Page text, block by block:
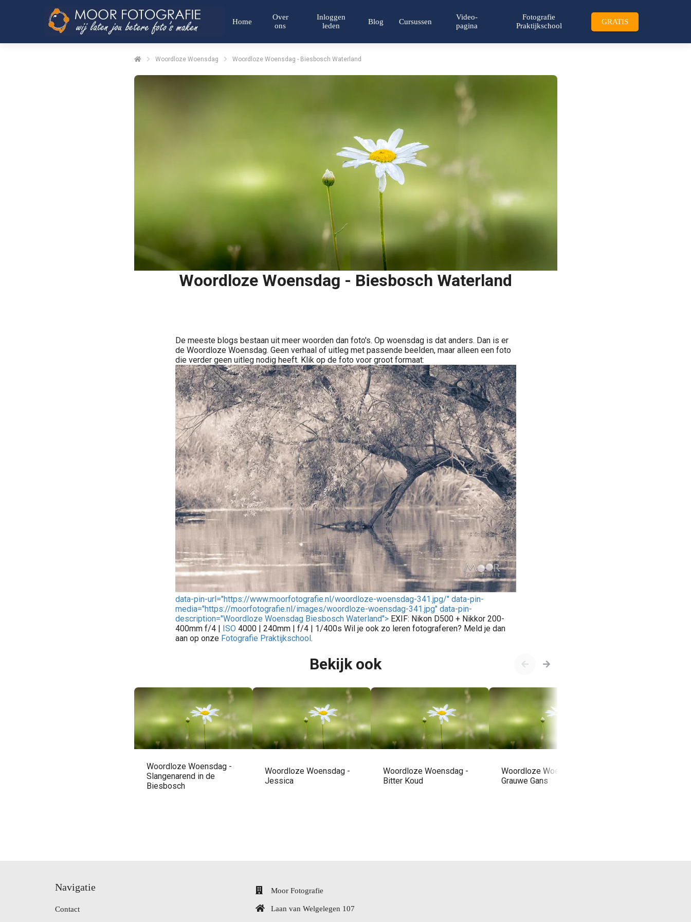
Home
Over
ons
Inloggen
leden
Blog Cursussen
Video-
pagina
Fotografie
Praktijkschool
GRATIS
Woordloze Woensdag Woordloze Woensdag - Biesbosch Waterland
Woordloze Woensdag - Biesbosch Waterland
De meeste blogs bestaan uit meer woorden dan foto's. Op woensdag is dat anders. Dan is er
de Woordloze Woensdag. Geen verhaal of uitleg met passende beelden, maar alleen een foto
die verder geen uitleg nodig heeft. Klik op de foto voor groot formaat:
data-pin-url="https://www.moorfotografie.nl/woordloze-woensdag-341.jpg/" data-pin-
media="https://moorfotografie.nl/images/woordloze-woensdag-341.jpg" data-pin-
description="Woordloze Woensdag Biesbosch Waterland">EXIF: Nikon D500 + Nikkor 200-
400mm f/4 | ISO 4000 | 240mm | f/4 | 1/400s Wil je ook zo leren fotograferen? Meld je dan
aan op onze Fotografie Praktijkschool.
Bekijk ook
Woordloze Woensdag -
Slangenarend in de
Biesbosch
Woordloze Woensdag -
Jessica
Woordloze Woensdag -
Bitter Koud
Woordloze Woensdag -
Grauwe Gans
Navigatie
Contact
Moor Fotografie
Laan van Welgelegen 107